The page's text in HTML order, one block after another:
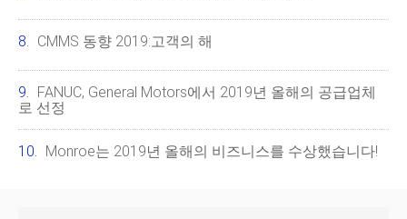
CMMS 동향 2019:고객의 해
FANUC, General Motors에서 2019년 올해의 공급업체
로 선정
Monroe는 2019년 올해의 비즈니스를 수상했습니다!